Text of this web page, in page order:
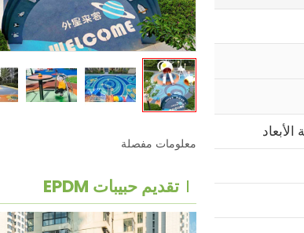
معلومات مفصلة
تقديم حبيبات EPDM